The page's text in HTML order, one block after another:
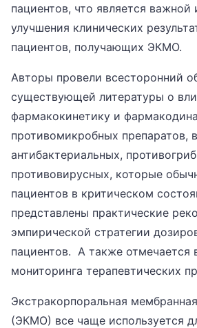
пациентов, что является
улучшения клинических
пациентов, получающих ЭКМО.
Авторы провели всесторонний
существующей литературы о
фармакокинетику и
противомикробных препаратов,
антибактериальных,
противовирусных, которые
пациентов в критическом
представлены практические
эмпирической стратегии
пациентов. А также отмечается
мониторинга терапевтических
Экстракорпоральная
(ЭКМО) все чаще используется